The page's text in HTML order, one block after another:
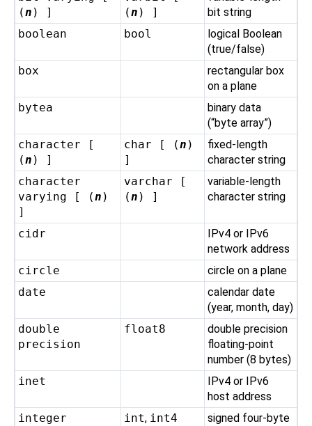
(n ) ]
(n ) ]
bit string
boolean
bool
logical Boolean
(true/false)
box
rectangular box
on a plane
bytea
binary data
(“byte array”)
character [
(n ) ]
char [ (n )
]
fixed-length
character string
character
varying [ (n )
]
varchar [
(n ) ]
variable-length
character string
cidr
IPv4 or IPv6
network address
circle
circle on a plane
date
calendar date
(year, month, day)
double
precision
float8
double precision
floating-point
number (8 bytes)
inet
IPv4 or IPv6
host address
integer
int, int4
signed four-byte